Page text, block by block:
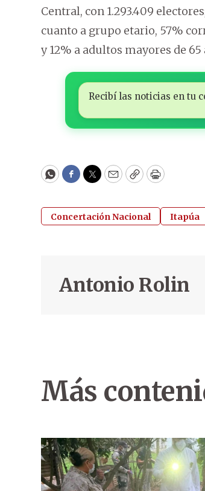
Central, con 1.293.409
cuanto a grupo etario, 57%
y 12% a adultos mayores de 65
Recibí las noticias en tu
WhatsApp
Facebook
Twitter
EmailCopyPrint
Concertación Nacional Itapúa
Antonio Rolin
Más